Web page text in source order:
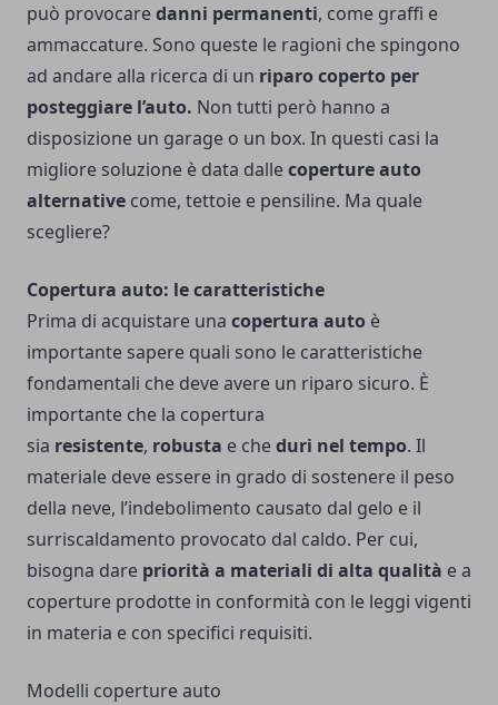
può provocaredanni permanenti, come graffi e
ammaccature. Sono queste le ragioni che spingono
ad andare alla ricerca di un riparo coperto per
posteggiare l’auto. Non tutti però hanno a
disposizione un garage o un box. In questi casi la
migliore soluzione è data dallecoperture auto
alternative come, tettoie e pensiline. Ma quale
scegliere?
Copertura auto: le caratteristiche
Prima di acquistare una copertura auto è
importante sapere quali sono le caratteristiche
fondamentali che deve avere un riparo sicuro. È
importante che la copertura
sia resistente, robusta e cheduri nel tempo. Il
materiale deve essere in grado di sostenere il peso
della neve, l’indebolimento causato dal gelo e il
surriscaldamento provocato dal caldo. Per cui,
bisogna dare priorità a materiali di alta qualità e a
coperture prodotte in conformità con le leggi vigenti
in materia e con specifici requisiti.
Modelli coperture auto